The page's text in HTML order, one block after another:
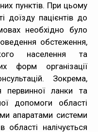
пунктів. При цьому
доїзду пацієнтів до
необхідно було
обстеження,
населення та
форм організації
Зокрема,
первинної ланки та
допомоги області
апаратами системи
області налічується